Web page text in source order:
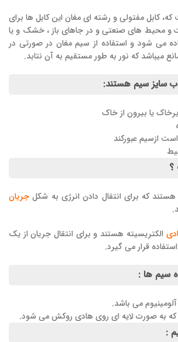
کابل مفتولی و رشته ای مغان این کابل ها برای
و محیط های صنعتی و در جاهای باز ، خشک و یا
می شود و استفاده از سیم مغان در صورتی در
میباشد که نور به طور مستقیم به آن نتابد.
سایز سیم هستند:
یا بیرون از خاک
ازسیم عبورکند
؟
که برای انتقال دادن انرژی به شکل جریان
الکتریسیته هستند و برای انتقال جریان از یک
قرار می گیرد.
سیم ها :
می باشد.
که به صورت لایه ای روی هادی روکش می شود.
: